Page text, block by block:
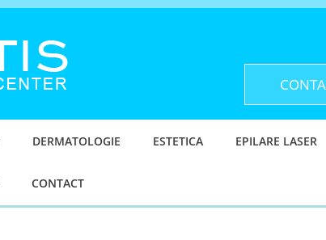
DERMATOLOGIE ESTETICA EPILARE LASER
CONTACT